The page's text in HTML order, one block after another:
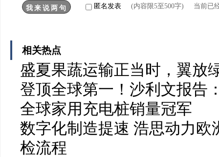
匿名发表 (内容限5至500字) 当前已
相关热点
盛夏果蔬运输正当时，翼放
登顶全球第一！沙利文报告
全球家用充电桩销量冠军
数字化制造提速 浩思动力
检流程